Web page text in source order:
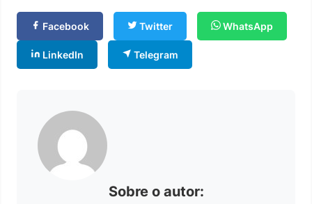
Facebook Twitter WhatsApp
LinkedIn Telegram
Sobre o autor: